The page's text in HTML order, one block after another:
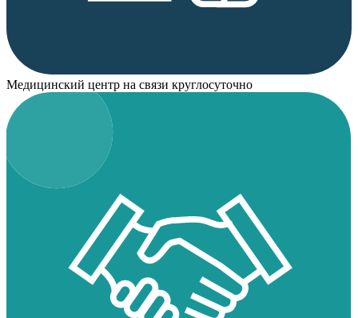
Медицинский центр на связи круглосуточно